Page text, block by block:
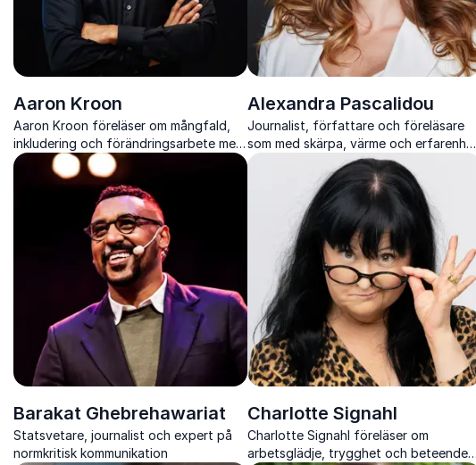
Aaron Kroon
Aaron Kroon föreläser om mångfald,
inkludering och förändringsarbete med
skärpa, mod och personliga insikter.
Alexandra Pascalidou
Journalist, författare och föreläsare
som med skärpa, värme och erfarenhet
engagerar publiken i samhällsfrågor
Barakat Ghebrehawariat
Statsvetare, journalist och expert på
normkritisk kommunikation
Charlotte Signahl
Charlotte Signahl föreläser om
arbetsglädje, trygghet och beteenden